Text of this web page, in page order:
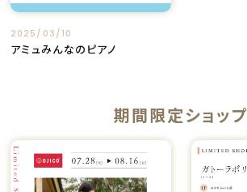
2025/03/10
アミュみんなのピアノ
期間限定ショップ